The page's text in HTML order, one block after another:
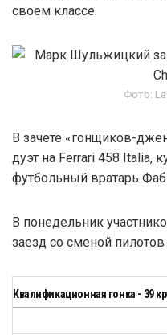
своем классе.
Фото:
В зачете «гонщиков-
дуэт на Ferrari 458 Italia,
футбольный вратарь
В понедельник
заезд со сменой
Квалификационная гонка - 39